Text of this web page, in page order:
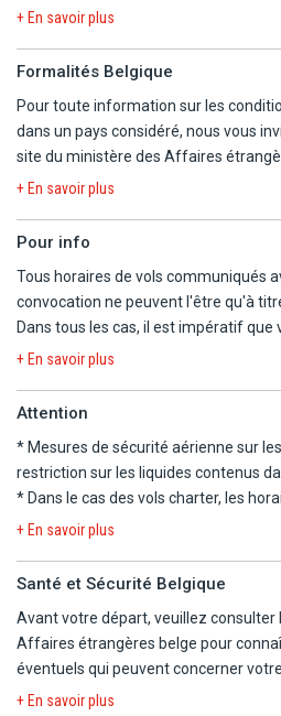
de serviette : 1 €).
- Animaux non autorisés.
- L'hôtel partage ses infrastructures
Pablo.
- Gare de Torremolinos à 1 km (elle
par la ligne C-1 qui relie toutes les
+ En savoir plus
Formalités Belgique
Pour toute information sur les
dans un pays considéré, nous vous
site du ministère des Affaires
https://diplomatie.belgium.be/fr/
+ En savoir plus
Pour info
Tous horaires de vols communiqués
convocation ne peuvent l'être qu'à
Dans tous les cas, il est impératif
de la convocation comprenant les
Nous ne pourrons être tenus
Nous vous informons que, pour ce
susceptibles de faire l'objet d'une
La convocation à l'aéroport, les
le départ.
différent de l'aéroport de départ.
Prestations à bord des vols moyen-
un voyage au meilleur prix, les
pas être comprises lors des vols aller
+ En savoir plus
Attention
* Mesures de sécurité aérienne sur
restriction sur les liquides contenus
* Dans le cas des vols charter, les
déterminés dans les 48 heures
jour du voyage étant consacré au
responsable en cas de départ tardif
dernier jour. En particulier, le départ
soirée, la date effective de départ
Les horaires vous seront
+ En savoir plus
Santé et Sécurité Belgique
Avant votre départ, veuillez consulter
Affaires étrangères belge pour
éventuels qui peuvent concerner
https://diplomatie.belgium.be/fr/
+ En savoir plus